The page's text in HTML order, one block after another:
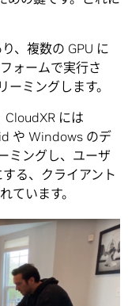
、複数の GPU に
ォームで実行さ
ミングします。
CloudXR には
や Windows のデ
ミングし、ユーザ
る、クライアント
ています。